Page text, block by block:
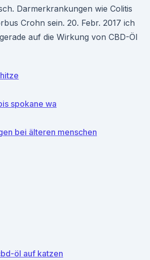
Darmerkrankungen wie Colitis
Crohn sein. 20. Febr. 2017 ich
auf die Wirkung von CBD-Öl
spokane wa
bei älteren menschen
öl auf katzen